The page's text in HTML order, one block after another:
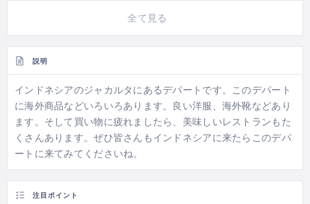
全て見る
説明
インドネシアのジャカルタにあるデパートです。このデパート
に海外商品などいろいろあります。良い洋服、海外靴などあり
ます。そして買い物に疲れましたら、美味しいレストランもた
くさんあります。ぜひ皆さんもインドネシアに来たらこのデパ
ートに来てみてくださいね。
注目ポイント